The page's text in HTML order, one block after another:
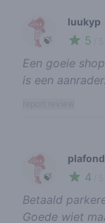
🍃
luukyp
5
Een goeie
is een aanrader.
🍃 4
Betaald
Goede wiet